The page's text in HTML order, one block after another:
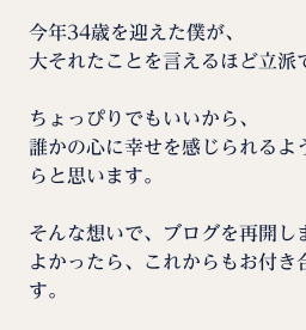
今年34歳を迎えた僕が、
大それたことを言えるほど立派
ちょっぴりでもいいから、
誰かの心に幸せを感じられるよ
らと思います。
そんな想いで、ブログを再開し
よかったら、これからもお付き
す。